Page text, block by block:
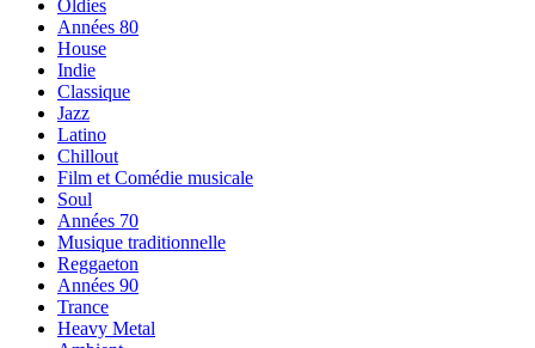
Oldies
Années 80
House
Indie
Classique
Jazz
Latino
Chillout
Film et Comédie musicale
Soul
Années 70
Musique traditionnelle
Reggaeton
Années 90
Trance
Heavy Metal